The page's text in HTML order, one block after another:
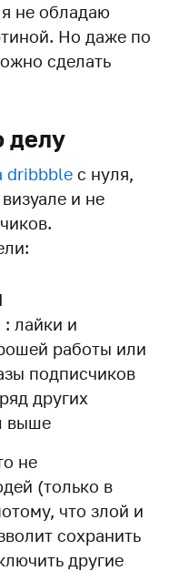
не обладаю
Но даже по
сделать
делу
dribbble с нуля,
и не
: лайки и
работы или
подписчиков
других
выше
не
(только в
что злой и
сохранить
другие